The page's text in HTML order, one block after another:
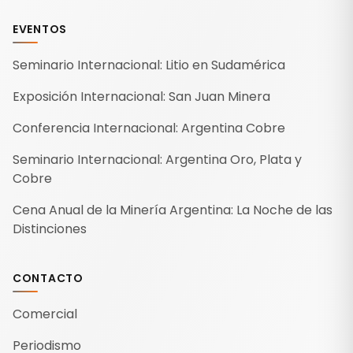
EVENTOS
Seminario Internacional: Litio en Sudamérica
Exposición Internacional: San Juan Minera
Conferencia Internacional: Argentina Cobre
Seminario Internacional: Argentina Oro, Plata y
Cobre
Cena Anual de la Minería Argentina: La Noche de las
Distinciones
CONTACTO
Comercial
Periodismo